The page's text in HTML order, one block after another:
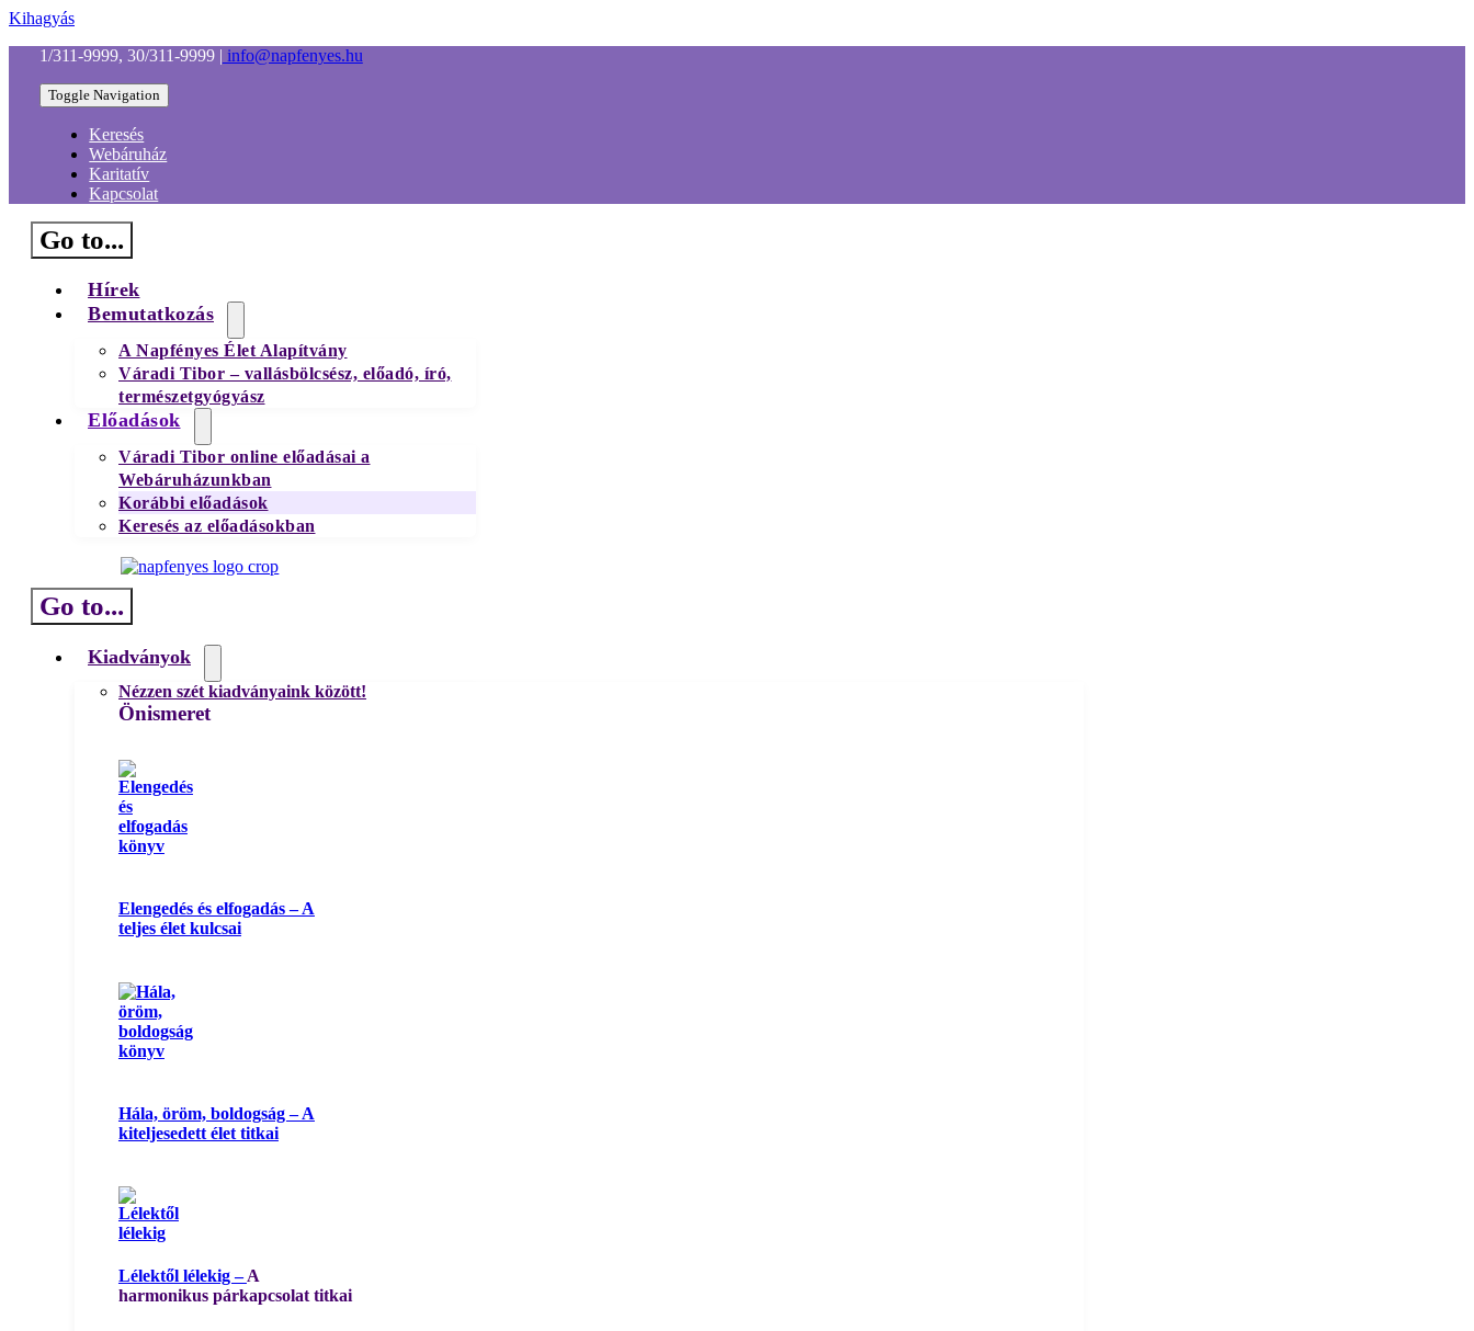
Kihagyás
1/311-9999, 30/311-9999 | info@napfenyes.hu
Toggle Navigation
Keresés
Webáruház
Karitatív
Kapcsolat
Go to...
Hírek
Bemutatkozás
A Napfényes Élet Alapítvány
Váradi Tibor – vallásbölcsész, előadó, író,
természetgyógyász
Előadások
Váradi Tibor online előadásai a
Webáruházunkban
Korábbi előadások
Keresés az előadásokban
Go to...
Kiadványok
Nézzen szét kiadványaink között!
Önismeret
Elengedés és elfogadás – A
teljes élet kulcsai
Hála, öröm, boldogság – A
kiteljesedett élet titkai
Lélektől lélekig –A
harmonikus párkapcsolat titkai